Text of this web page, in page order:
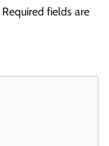
Required fields are